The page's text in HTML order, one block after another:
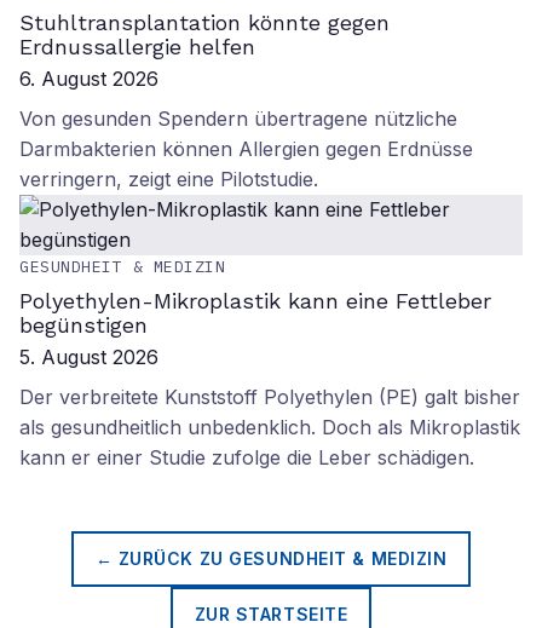
Stuhltransplantation könnte gegen
Erdnussallergie helfen
6. August 2026
Von gesunden Spendern übertragene nützliche
Darmbakterien können Allergien gegen Erdnüsse
verringern, zeigt eine Pilotstudie.
GESUNDHEIT & MEDIZIN
Polyethylen-Mikroplastik kann eine Fettleber
begünstigen
5. August 2026
Der verbreitete Kunststoff Polyethylen (PE) galt bisher
als gesundheitlich unbedenklich. Doch als Mikroplastik
kann er einer Studie zufolge die Leber schädigen.
← ZURÜCK ZU GESUNDHEIT & MEDIZIN
ZUR STARTSEITE